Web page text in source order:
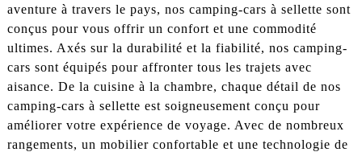
aventure à travers le pays, nos camping-cars à sellette sont
conçus pour vous offrir un confort et une commodité
ultimes. Axés sur la durabilité et la fiabilité, nos camping-
cars sont équipés pour affronter tous les trajets avec
aisance. De la cuisine à la chambre, chaque détail de nos
camping-cars à sellette est soigneusement conçu pour
améliorer votre expérience de voyage. Avec de nombreux
rangements, un mobilier confortable et une technologie de